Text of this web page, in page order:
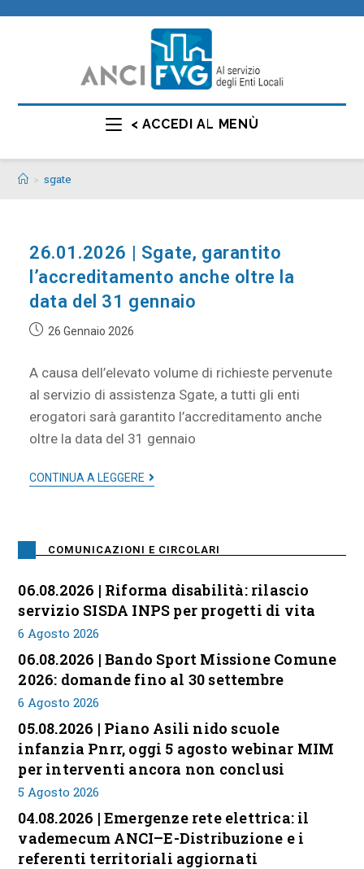
< ACCEDI AL MENÙ
> sgate
26.01.2026 | Sgate, garantito
l’accreditamento anche oltre la
data del 31 gennaio
26 Gennaio 2026
A causa dell’elevato volume di richieste pervenute
al servizio di assistenza Sgate, a tutti gli enti
erogatori sarà garantito l’accreditamento anche
oltre la data del 31 gennaio
CONTINUA A LEGGERE
COMUNICAZIONI E CIRCOLARI
06.08.2026 | Riforma disabilità: rilascio
servizio SISDA INPS per progetti di vita
6 Agosto 2026
06.08.2026 | Bando Sport Missione Comune
2026: domande fino al 30 settembre
6 Agosto 2026
05.08.2026 | Piano Asili nido scuole
infanzia Pnrr, oggi 5 agosto webinar MIM
per interventi ancora non conclusi
5 Agosto 2026
04.08.2026 | Emergenze rete elettrica: il
vademecum ANCI–E-Distribuzione e i
referenti territoriali aggiornati